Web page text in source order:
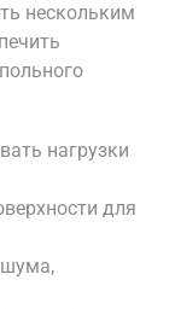
нескольким
нагрузки
для
шума,